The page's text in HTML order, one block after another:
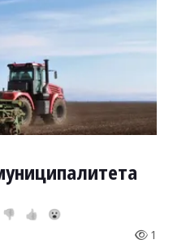
👎 👍 😮
1